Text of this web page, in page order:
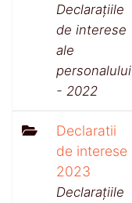
Declarațiile
de interese
ale
personalului
- 2022
Declaratii
de interese
2023
Declarațiile